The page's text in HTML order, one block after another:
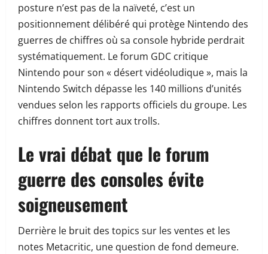
posture n’est pas de la naïveté, c’est un
positionnement délibéré qui protège Nintendo des
guerres de chiffres où sa console hybride perdrait
systématiquement. Le forum GDC critique
Nintendo pour son « désert vidéoludique », mais la
Nintendo Switch dépasse les 140 millions d’unités
vendues selon les rapports officiels du groupe. Les
chiffres donnent tort aux trolls.
Le vrai débat que le forum
guerre des consoles évite
soigneusement
Derrière le bruit des topics sur les ventes et les
notes Metacritic, une question de fond demeure.